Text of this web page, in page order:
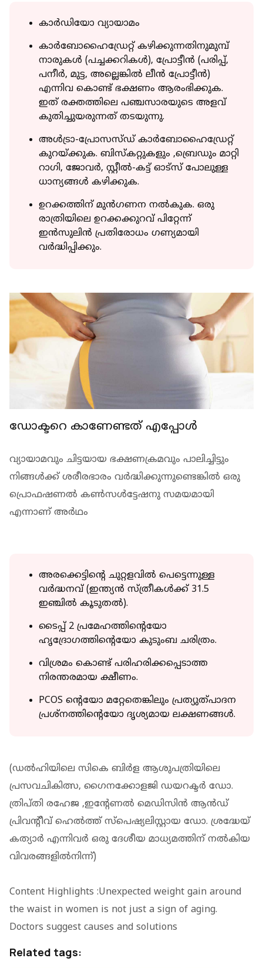
കാര്‍ഡിയോ വ്യായാമം
കാര്‍ബോഹൈഡ്രേറ്റ് കഴിക്കുന്നതിനുമുമ്പ്
നാരുകള്‍ (പച്ചക്കറികള്‍), പ്രോട്ടീന്‍ (പരിപ്പ്,
പനീര്‍, മുട്ട, അല്ലെങ്കില്‍ ലീന്‍ പ്രോട്ടീന്‍)
എന്നിവ കൊണ്ട് ഭക്ഷണം ആരംഭിക്കുക.
ഇത് രക്തത്തിലെ പഞ്ചസാരയുടെ അളവ്
കുതിച്ചുയരുന്നത് തടയുന്നു.
അള്‍ട്രാ-പ്രോസസ്ഡ് കാര്‍ബോഹൈഡ്രേറ്റ്
കുറയ്ക്കുക. ബിസ്‌കറ്റുകളും ,ബ്രെഡും മാറ്റി
റാഗി, ജോവര്‍, സ്റ്റീല്‍-കട്ട് ഓട്‌സ് പോലുള്ള
ധാന്യങ്ങള്‍ കഴിക്കുക.
ഉറക്കത്തിന് മുന്‍ഗണന നല്‍കുക. ഒരു
രാത്രിയിലെ ഉറക്കക്കുറവ് പിറ്റേന്ന്
ഇന്‍സുലിന്‍ പ്രതിരോധം ഗണ്യമായി
വര്‍ദ്ധിപ്പിക്കും.
ഡോക്ടറെ കാണേണ്ടത് എപ്പോള്‍
വ്യായാമവും ചിട്ടയായ ഭക്ഷണക്രമവും പാലിച്ചിട്ടും
നിങ്ങള്‍ക്ക് ശരീരഭാരം വര്‍ദ്ധിക്കുന്നുണ്ടെങ്കില്‍ ഒരു
പ്രൊഫഷണല്‍ കണ്‍സള്‍ട്ടേഷനു സമയമായി
എന്നാണ് അര്‍ഥം
അരക്കെട്ടിന്റെ ചുറ്റളവില്‍ പെട്ടെന്നുള്ള
വര്‍ദ്ധനവ് (ഇന്ത്യന്‍ സ്ത്രീകള്‍ക്ക് 31.5
ഇഞ്ചില്‍ കൂടുതല്‍).
ടൈപ്പ് 2 പ്രമേഹത്തിന്റെയോ
ഹൃദ്രോഗത്തിന്റെയോ കുടുംബ ചരിത്രം.
വിശ്രമം കൊണ്ട് പരിഹരിക്കപ്പെടാത്ത
നിരന്തരമായ ക്ഷീണം.
PCOS ന്റെയോ മറ്റേതെങ്കിലും പ്രത്യുത്പാദന
പ്രശ്‌നത്തിന്റെയോ ദൃശ്യമായ ലക്ഷണങ്ങള്‍.
(ഡല്‍ഹിയിലെ സികെ ബിര്‍ള ആശുപത്രിയിലെ
പ്രസവചികിത്സ, ഗൈനക്കോളജി ഡയറക്ടര്‍ ഡോ.
ത്രിപ്തി രഹേജ ,ഇന്റേണല്‍ മെഡിസിന്‍ ആന്‍ഡ്
പ്രിവന്റീവ് ഹെല്‍ത്ത് സ്‌പെഷ്യലിസ്റ്റായ ഡോ. ശ്രദ്ധേയ്
കത്യാര്‍ എന്നിവര്‍ ഒരു ദേശീയ മാധ്യമത്തിന് നല്‍കിയ
വിവരങ്ങളില്‍നിന്ന്)
Content Highlights :Unexpected weight gain around
the waist in women is not just a sign of aging.
Doctors suggest causes and solutions
Related tags: